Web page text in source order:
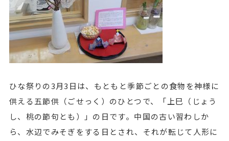
ひな祭りの3月3日は、もともと季節ごとの食物を神様に
供える五節供（ごせっく）のひとつで、「上巳（じょう
し、桃の節句とも）」の日です。中国の古い習わしか
ら、水辺でみそぎをする日とされ、それが転じて人形に